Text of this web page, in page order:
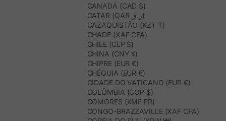
CANADÁ (CAD $)
CATAR (QAR ر.ق)
CAZAQUISTÃO (KZT ₸)
CHADE (XAF CFA)
CHILE (CLP $)
CHINA (CNY ¥)
CHIPRE (EUR €)
CHÉQUIA (EUR €)
CIDADE DO VATICANO (EUR €)
COLÔMBIA (COP $)
COMORES (KMF FR)
CONGO-BRAZZAVILLE (XAF CFA)